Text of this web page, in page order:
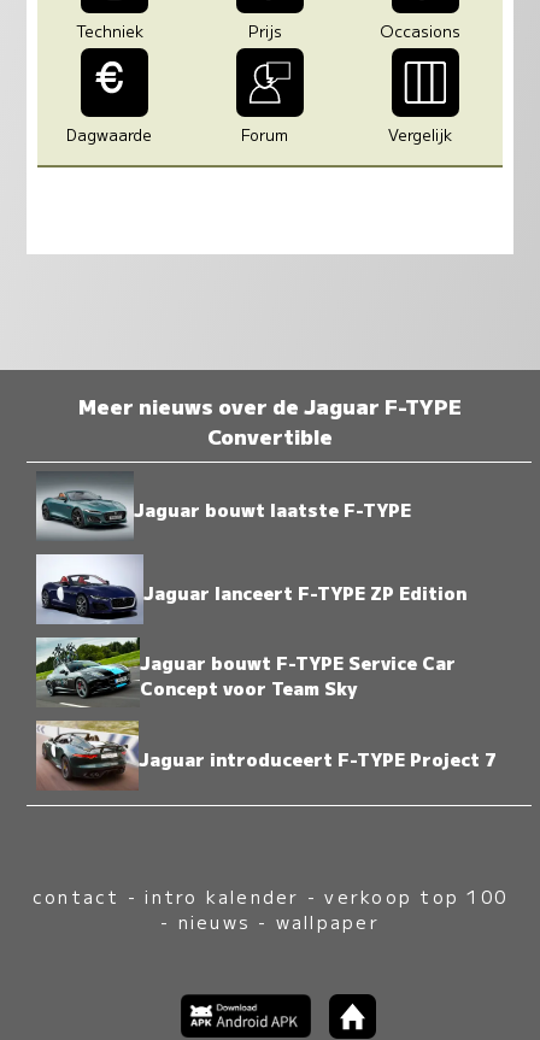
Techniek Prijs Occasions
Dagwaarde Forum Vergelijk
Meer nieuws over de Jaguar F-TYPE
Convertible
Jaguar bouwt laatste F-TYPE
Jaguar lanceert F-TYPE ZP Edition
Jaguar bouwt F-TYPE Service Car
Concept voor Team Sky
Jaguar introduceert F-TYPE Project 7
contact -intro kalender -verkoop top 100
- nieuws - wallpaper